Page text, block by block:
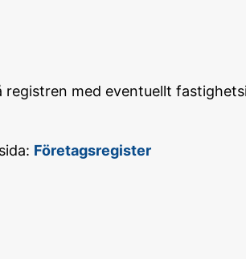
med eventuellt
Företagsregister